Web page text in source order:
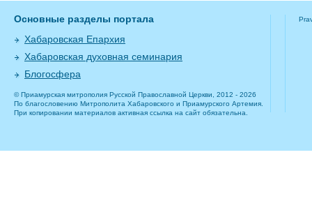
Основные разделы портала
Хабаровская Епархия
Хабаровская духовная семинария
Блогосфера
© Приамурская митрополия Русской Православной Церкви, 2012 - 2026
По благословению Митрополита Хабаровского и Приамурского Артемия.
При копировании материалов активная ссылка на сайт обязательна.